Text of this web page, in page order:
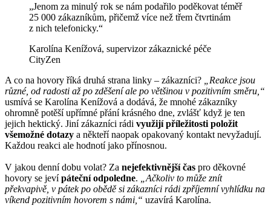
„Jenom za minulý rok se nám podařilo poděkovat téměř
25 000 zákazníkům, přičemž více než třem čtvrtinám
z nich telefonicky.“
Karolína Kenížová, supervizor zákaznické péče
CityZen
A co na hovory říká druhá strana linky – zákazníci?
„Reakce jsou
různé, od radosti až po zděšení ale po většinou v pozitivním směru,“
usmívá se Karolína Kenížová a dodává, že mnohé zákazníky
ohromně potěší upřímné přání krásného dne, zvlášť když je ten
jejich hektický. Jiní zákazníci rádi využijí příležitosti položit
všemožné dotazy a někteří naopak opakovaný kontakt nevyžadují.
Každou reakci ale hodnotí jako přínosnou.
V jakou denní dobu volat? Za nejefektivnější čas pro děkovné
hovory se jevípáteční odpoledne.
„Ačkoliv to může znít
překvapivě, v pátek po obědě si zákazníci rádi zpříjemní vyhlídku na
víkend pozitivním hovorem s námi,“ uzavírá Karolína.